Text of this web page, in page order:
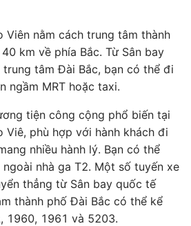
Viên nằm cách trung tâm thành
km về phía Bắc. Từ Sân bay
tâm Đài Bắc, bạn có thể đi
ngầm MRT hoặc taxi.
tiện công cộng phổ biến tại
Viê, phù hợp với hành khách đi
nhiều hành lý. Bạn có thể
nhà ga T2. Một số tuyến xe
thẳng từ Sân bay quốc tế
thành phố Đài Bắc có thể kể
1960, 1961 và 5203.